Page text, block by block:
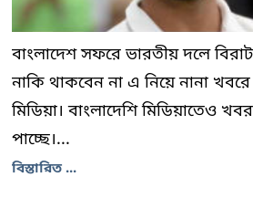
বাংলাদেশ সফরে ভারতীয় দলে
নাকি থাকবেন না এ নিয়ে নানা
মিডিয়া। বাংলাদেশি মিডিয়াতেও
পাচ্ছে।...
বিস্তারিত ...